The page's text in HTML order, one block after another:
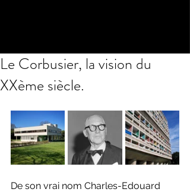
Le Corbusier, la vision du
XXème siècle.
De son vrai nom Charles-Edouard